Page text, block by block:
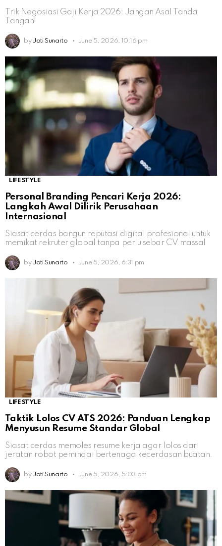
Trik Negosiasi Gaji Kerja 2026: Jangan Asal Tanda
Tangan!
by Jati Sunarto June 5, 2026, 10:16 pm
LIFESTYLE
Personal Branding Pencari Kerja 2026:
Langkah Awal Dilirik Perusahaan
Internasional
Siasat cerdas bangun reputasi digital profesional untuk
memikat rekruter global tanpa perlu sebar CV massal
by Jati Sunarto June 5, 2026, 6:31 pm
LIFESTYLE
Taktik Lolos CV ATS 2026: Panduan Lengkap
Menyusun Resume Standar Global
Siasat cerdas memoles resume kerja agar lolos dari
jeratan robot pemindai bertenaga kecerdasan buatan.
by Jati Sunarto June 5, 2026, 5:03 pm